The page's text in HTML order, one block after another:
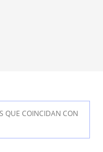
QUE COINCIDAN CON